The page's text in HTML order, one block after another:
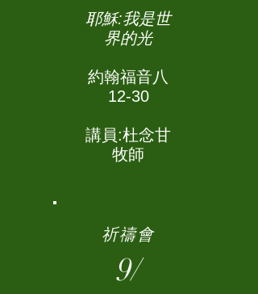
耶穌:我是世
界的光
約翰福音八
12-30
講員:杜念甘
牧師
祈禱會
9/